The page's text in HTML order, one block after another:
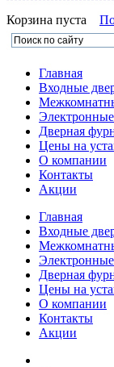
Корзина пуста
Главная
Входные
Дверная
Цены на
О компании
Контакты
Акции
Главная
Входные
Дверная
Цены на
О компании
Контакты
Акции